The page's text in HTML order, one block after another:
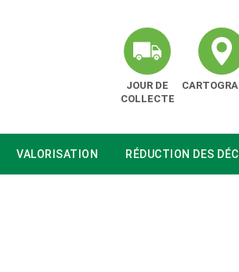
JOUR DE
COLLECTE
VALORISATION RÉDUCTION DES